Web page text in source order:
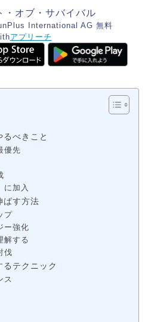
・オブ・サバイバル
International AG 無料
アプリーチ
べきこと
優先
に加入
ばす方法
プ
ー強化
解する
伐
るテクニック
ス